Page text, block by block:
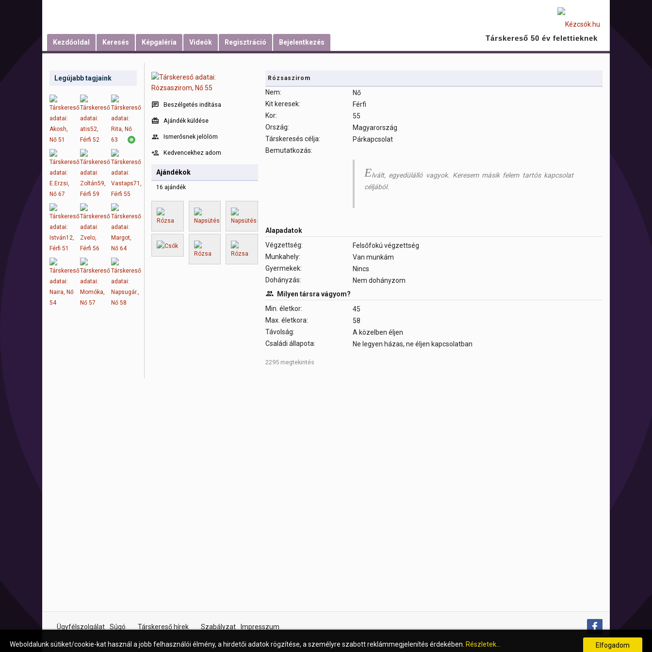
Kezdőoldal Keresés Képgaléria Videók Regisztráció Bejelentkezés Társkereső 50 év felettieknek
Legújabb tagjaink
Beszélgetés indítása
Ajándék küldése
Ismerősnek jelölöm
Kedvencekhez adom
Ajándékok
16 ajándék
Rózsaszirom
Nem:
Nő
Kit keresek:
Férfi
Kor:
55
Ország:
Magyarország
Társkeresés célja:
Párkapcsolat
Bemutatkozás:
Elvált, egyedülálló vagyok. Keresem másik felem tartós kapcsolat
céljából.
Alapadatok
Végzettség:
Felsőfokú végzettség
Munkahely:
Van munkám
Gyermekek:
Nincs
Dohányzás:
Nem dohányzom
Milyen társra vágyom?
Min. életkor:
45
Max. életkora:
58
Távolság:
A közelben éljen
Családi állapota:
Ne legyen házas, ne éljen kapcsolatban
2295 megtekintés
Ügyfélszolgálat Súgó Társkereső hírek Szabályzat Impresszum
Weboldalunk sütiket/cookie-kat használ a jobb felhasználói élmény, a hirdetői adatok rögzítése, a személyre szabott reklámmegjelenítés érdekében. Részletek... Elfogadom